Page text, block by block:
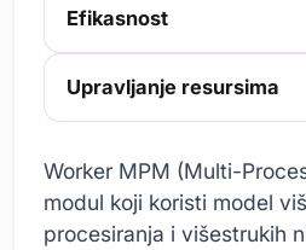
Efikasnost
Upravljanje resursima
Worker MPM (Multi-
modul koji koristi model
procesiranja i višestrukih